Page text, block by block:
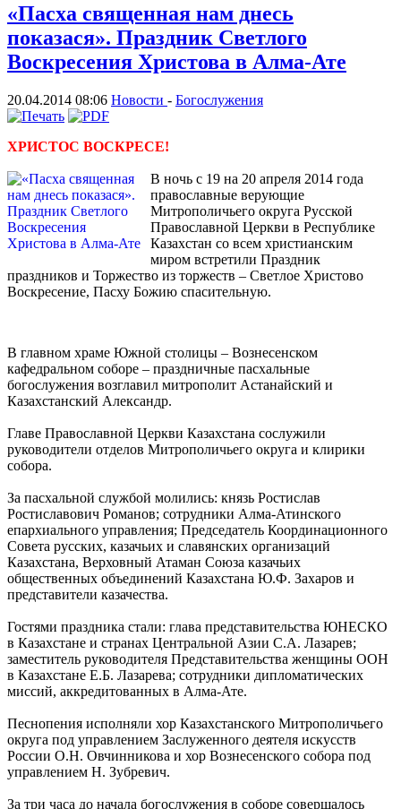
«Пасха священная нам днесь
показася». Праздник Светлого
Воскресения Христова в Алма-Ате
20.04.2014 08:06 Новости - Богослужения
ХРИСТОС ВОСКРЕСЕ!
В ночь с 19 на 20 апреля 2014 года
православные верующие
Митрополичьего округа Русской
Православной Церкви в Республике
Казахстан со всем христианским
миром встретили Праздник
праздников и Торжество из торжеств – Светлое Христово
Воскресение, Пасху Божию спасительную.
В главном храме Южной столицы – Вознесенском
кафедральном соборе – праздничные пасхальные
богослужения возглавил митрополит Астанайский и
Казахстанский Александр.
Главе Православной Церкви Казахстана сослужили
руководители отделов Митрополичьего округа и клирики
собора.
За пасхальной службой молились: князь Ростислав
Ростиславович Романов; сотрудники Алма-Атинского
епархиального управления; Председатель Координационного
Совета русских, казачьих и славянских организаций
Казахстана, Верховный Атаман Союза казачьих
общественных объединений Казахстана Ю.Ф. Захаров и
представители казачества.
Гостями праздника стали: глава представительства ЮНЕСКО
в Казахстане и странах Центральной Азии С.А. Лазарев;
заместитель руководителя Представительства женщины ООН
в Казахстане Е.Б. Лазарева; сотрудники дипломатических
миссий, аккредитованных в Алма-Ате.
Песнопения исполняли хор Казахстанского Митрополичьего
округа под управлением Заслуженного деятеля искусств
России О.Н. Овчинникова и хор Вознесенского собора под
управлением Н. Зубревич.
За три часа до начала богослужения в соборе совершалось